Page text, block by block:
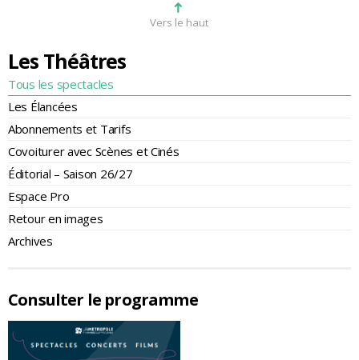
Les Théâtres
Tous les spectacles
Les Élancées
Abonnements et Tarifs
Covoiturer avec Scènes et Cinés
Éditorial – Saison 26/27
Espace Pro
Retour en images
Archives
Consulter le programme
Vers le haut
➜